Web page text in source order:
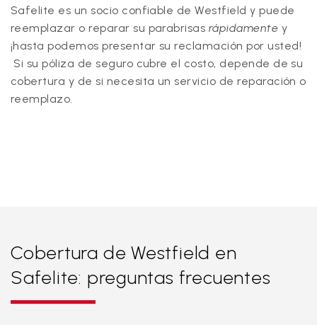
Safelite es un socio confiable de Westfield y puede
reemplazar o reparar su parabrisas rápidamente y
¡hasta podemos presentar su reclamación por usted!
Si su póliza de seguro cubre el costo, depende de su
cobertura y de si necesita un servicio de reparación o
reemplazo.
Cobertura de Westfield en
Safelite: preguntas frecuentes